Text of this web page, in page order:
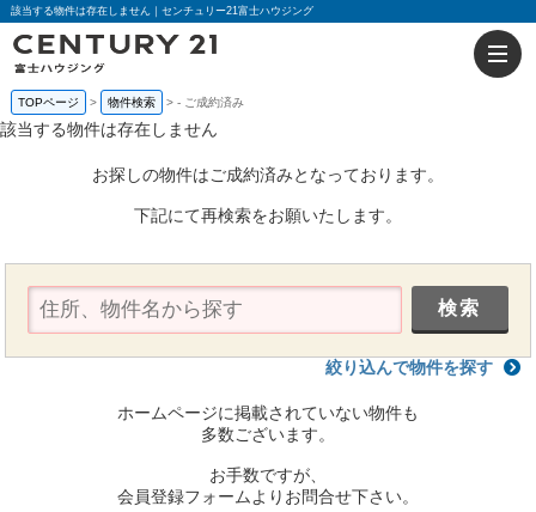
該当する物件は存在しません｜センチュリー21富士ハウジング
TOPページ 物件検索 - ご成約済み
該当する物件は存在しません
お探しの物件はご成約済みとなっております。
下記にて再検索をお願いたします。
絞り込んで物件を探す
ホームページに掲載されていない物件も
多数ございます。
お手数ですが、
会員登録フォームよりお問合せ下さい。